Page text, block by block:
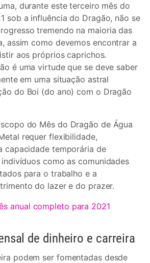
durante este terceiro mês do
sob a influência do Dragão, não se
tremendo na maioria das
assim como devemos encontrar a
aos próprios caprichos.
é uma virtude que se deve saber
em uma situação astral
do Boi (do ano) com o Dragão
do Mês do Dragão de Água
requer flexibilidade,
capacidade temporária de
como as comunidades
para o trabalho e a
do lazer e do prazer.
anual completo para 2021
de dinheiro e carreira
podem ser fomentadas desde